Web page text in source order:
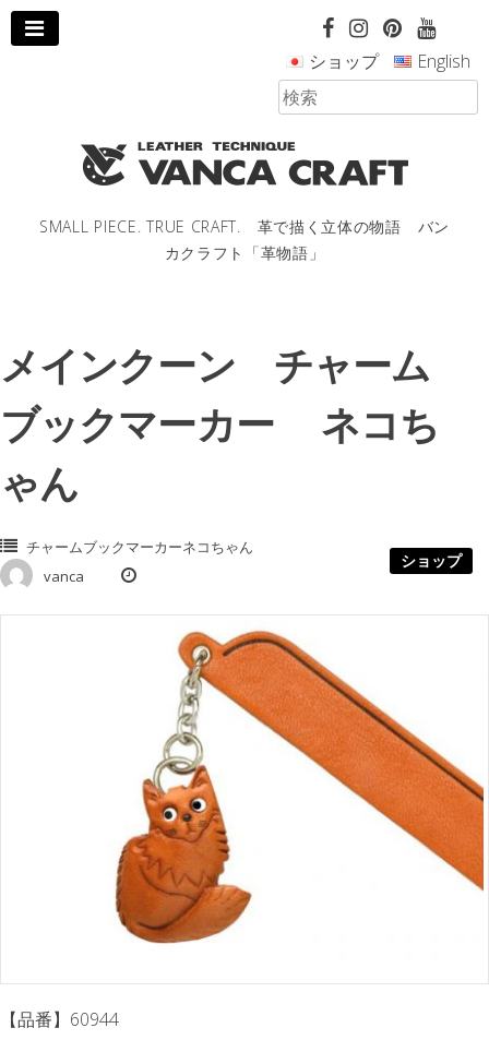
コ
ン
SMALL PIECE. TRUE CRAFT. 革で描く立体の物語 バン
カクラフト「革物語」
ショップ English
メインクーン チャーム
ブックマーカー ネコち
ゃん
ショップ
チャームブックマーカーネコちゃん
vanca
【品番】60944